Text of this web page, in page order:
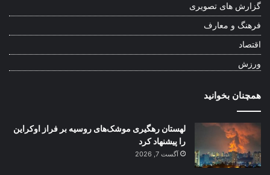
گزارش های تصویری
فرهنگ و معارف
اقتصاد
ورزش
همچنان بخوانید
لهستان رهگیری موشک‌های روسیه بر فراز اوکراین
را پیشنهاد کرد
آگست 7, 2026